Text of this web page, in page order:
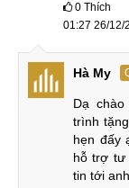
hợp mà phải
mặt kính iPad Air
B3: Ép kính
0 Thích
01:27 26/12/
Hà My
Dạ
trình
hẹn đấy
hỗ trợ tư
tin tới